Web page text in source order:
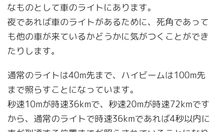
なものとして車のライトにあります。
夜であれば車のライトがあるために、死角であって
も他の車が来ているかどうかに気がつくことができ
たりします。
通常のライトは40m先まで、ハイビームは100m先
まで照らすことになっています。
秒速10mが時速36kmで、秒速20mが時速72kmです
から、通常のライトで時速36kmであれば4秒以内に